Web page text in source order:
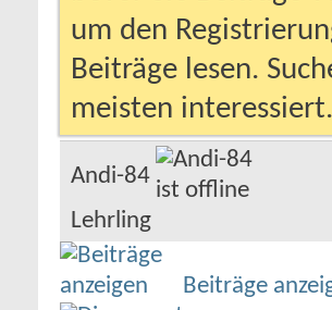
um den
Beiträge lesen.
meisten interessiert.
Andi-84
Lehrling
Beiträge